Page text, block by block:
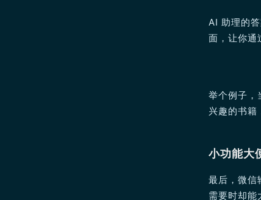
AI 助理的
面，让你通
举个例子，
兴趣的书籍
小功能大
最后，微
需要时却能